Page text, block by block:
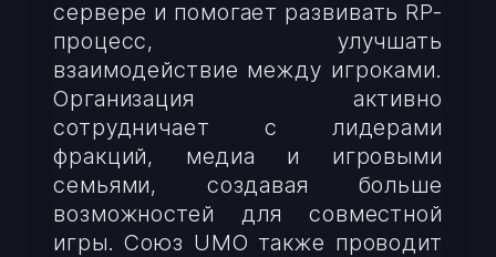
сервере и помогает развивать RP-
процесс, улучшать
взаимодействие между игроками.
Организация активно
сотрудничает с лидерами
фракций, медиа и игровыми
семьями, создавая больше
возможностей для совместной
игры. Союз UMO также проводит